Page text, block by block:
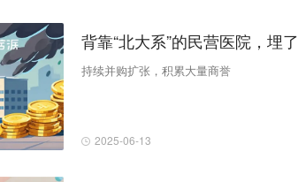
背靠“北大系”的民营医院，埋
持续并购扩张，积累大量商誉
2025-06-13